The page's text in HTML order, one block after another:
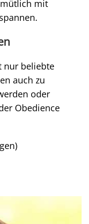
mit
nur beliebte
auch zu
oder
Obedience